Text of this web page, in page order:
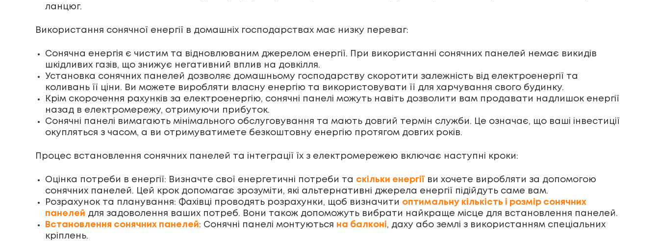
ланцюг.
Використання сонячної енергії в домашніх господарствах має низку переваг:
Сонячна енергія є чистим та відновлюваним джерелом енергії. При використанні сонячних панелей немає викидів
шкідливих газів, що знижує негативний вплив на довкілля.
Установка сонячних панелей дозволяє домашньому господарству скоротити залежність від електроенергії та
коливань її ціни. Ви можете виробляти власну енергію та використовувати її для харчування свого будинку.
Крім скорочення рахунків за електроенергію, сонячні панелі можуть навіть дозволити вам продавати надлишок енергії
назад в електромережу, отримуючи прибуток.
Сонячні панелі вимагають мінімального обслуговування та мають довгий термін служби. Це означає, що ваші інвестиції
окупляться з часом, а ви отримуватимете безкоштовну енергію протягом довгих років.
Процес встановлення сонячних панелей та інтеграції їх з електромережею включає наступні кроки:
Оцінка потреби в енергії: Визначте свої енергетичні потреби та скільки енергії ви хочете виробляти за допомогою
сонячних панелей. Цей крок допомагає зрозуміти, які альтернативні джерела енергії підійдуть саме вам.
Розрахунок та планування: Фахівці проводять розрахунки, щоб визначити оптимальну кількість і розмір сонячних
панелей для задоволення ваших потреб. Вони також допоможуть вибрати найкраще місце для встановлення панелей.
Встановлення сонячних панелей: Сонячні панелі монтуються на балконі, даху або землі з використанням спеціальних
кріплень.